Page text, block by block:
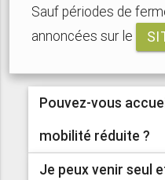
Sauf périodes de
annoncées sur le
Pouvez-vous
mobilité réduite ?
Je peux venir seul